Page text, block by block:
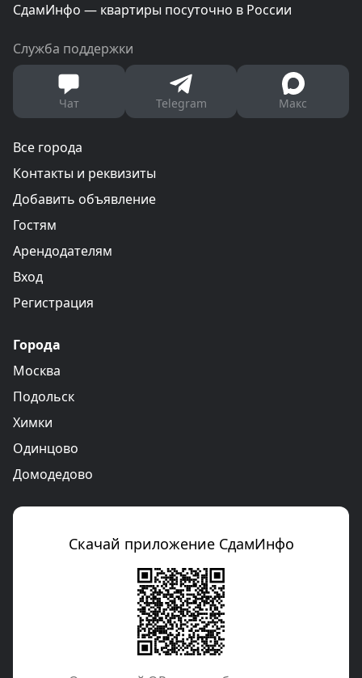
СдамИнфо — квартиры посуточно в России
Служба поддержки
Чат Telegram Макс
Все города
Контакты и реквизиты
Добавить объявление
Гостям
Арендодателям
Вход
Регистрация
Города
Москва
Подольск
Химки
Одинцово
Домодедово
Скачай приложение СдамИнфо